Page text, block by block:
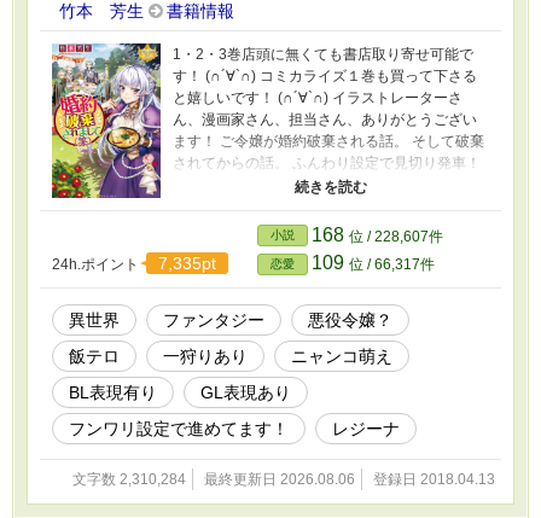
竹本 芳生 書籍情報
1・2・3巻店頭に無くても書店取り寄せ可能で
す！ (∩´∀`∩) コミカライズ１巻も買って下さる
と嬉しいです！ (∩´∀`∩) イラストレーターさ
ん、漫画家さん、担当さん、ありがとうござい
ます！ ご令嬢が婚約破棄される話。 そして破棄
されてからの話。 ふんわり設定で見切り発車！
書き始めて数行でキャラが勝手に動き出して止
まらない。作者と言う名の字書きが書く、どこ
に向かってるんだ？とキャラに問えば愛の物語
と言われ恋愛カテゴリーに居続ける。そんなお
話。 飯テロとカワイコちゃん達だらけでたまに
恋愛モードが降ってくる。 そんなワチャワチャ
したお話し。な筈！
24h.ポイント 7,335pt
小説 168 位 / 228,607件
恋愛 109 位 / 66,317件
異世界 ファンタジー
悪役令嬢？
飯テロ
一狩りあり
ニャンコ萌え
BL表現有り
GL表現あり
フンワリ設定で進めてます！
レジーナ
文字数 2,310,284 最終更新日 2026.08.06 登録日 2018.04.13